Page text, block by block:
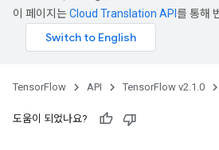
이 페이지는Cloud Translation API 를 통해
TensorFlow API TensorFlow v2.1.0
도움이 되었나요?